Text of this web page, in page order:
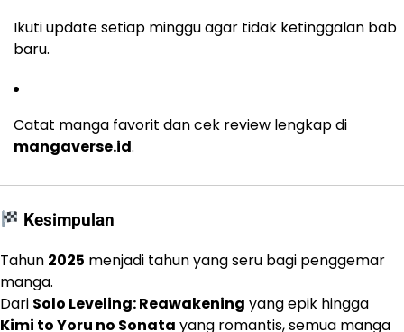
Ikuti update setiap minggu agar tidak ketinggalan bab
baru.
Catat manga favorit dan cek review lengkap di
mangaverse.id.
Kesimpulan
Tahun 2025 menjadi tahun yang seru bagi penggemar
manga.
Dari Solo Leveling: Reawakening yang epik hingga
Kimi to Yoru no Sonata yang romantis, semua manga